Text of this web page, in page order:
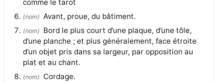
comme le tarot
(nom) Avant, proue, du bâtiment.
(nom) Bord le plus court d’une plaque, d’une tôle,
d’une planche ; et plus généralement, face étroite
d’un objet pris dans sa largeur, par opposition au
plat et au chant.
(nom) Cordage.